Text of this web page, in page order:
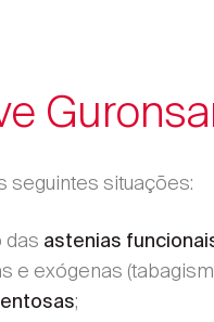
seguintes situações:
das astenias
e exógenas
;